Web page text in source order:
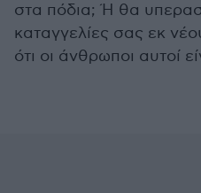
στα πόδια; Ή θα
καταγγελίες σας εκ
ότι οι άνθρωποι αυτοί